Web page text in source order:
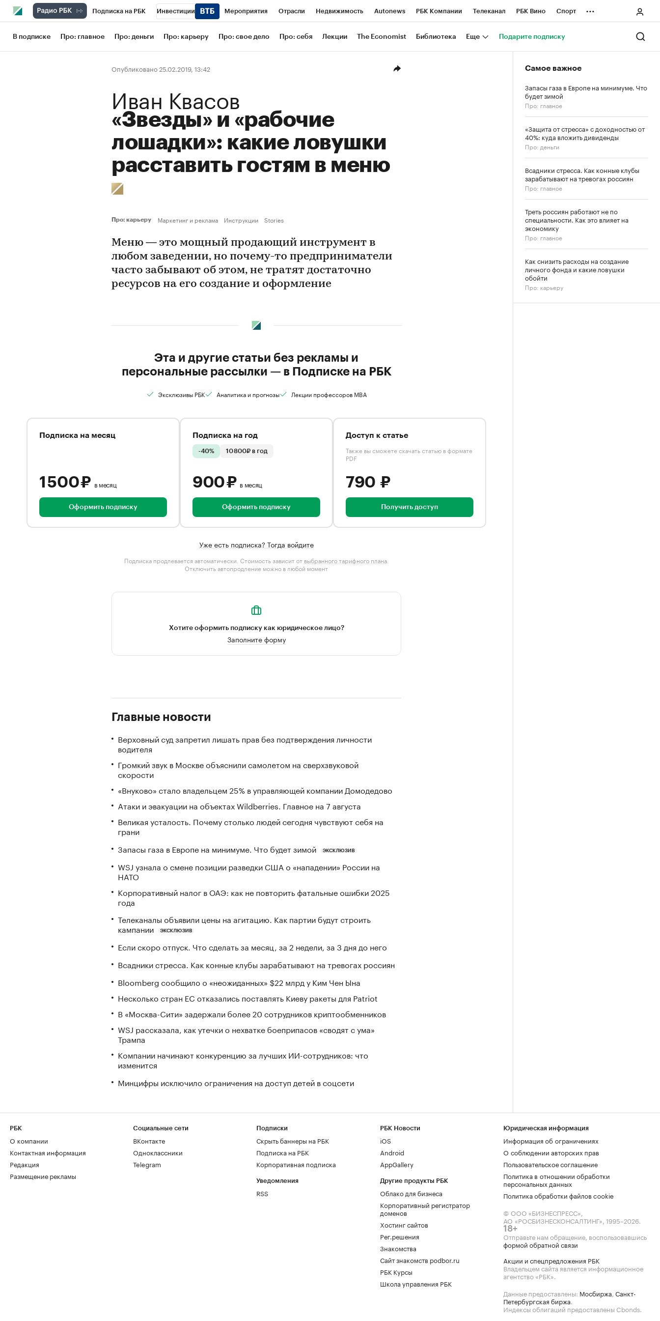
Подписка на РБК Инвестиции Мероприятия Отрасли Недвижимость Autonews РБК Компании Телеканал РБК Вино Спорт
Школа управления РБК РБК Образование РБК Life Тренды Визионеры Национальные проекты Город
Рынок наличной валюты
...
В подписке Про: главное Про: деньги Про: карьеру Про: свое дело Про: себя Лекции The Economist Библиотека Еще Подарите подписку
Опубликовано 25.02.2019, 13:42
Иван Квасов
«Звезды» и «рабочие
лошадки»: какие ловушки
расставить гостям в меню
Про: карьеру Маркетинг и реклама Инструкции Stories
Меню — это мощный продающий инструмент в
любом заведении, но почему-то предприниматели
часто забывают об этом, не тратят достаточно
ресурсов на его создание и оформление
Эта и другие статьи без рекламы и
персональные рассылки — в Подписке на РБК
Эксклюзивы РБК Аналитика и прогнозы Лекции профессоров MBA
Подписка на месяц
1 500 ₽ в месяц
Оформить подписку
Подписка на год
-40% 10 800₽ в год
900 ₽ в месяц
Оформить подписку
Доступ к статье
Также вы сможете скачать статью в формате
PDF
790 ₽
Получить доступ
Уже есть подписка? Тогда войдите
Подписка продлевается автоматически. Стоимость зависит от выбранного тарифного плана.
Отключить автопродление можно в любой момент
Хотите оформить подписку как юридическое лицо?
Заполните форму
Главные новости
Верховный суд запретил лишать прав без подтверждения личности
водителя
Громкий звук в Москве объяснили самолетом на сверхзвуковой
скорости
«Внуково» стало владельцем 25% в управляющей компании Домодедово
Атаки и эвакуации на объектах Wildberries. Главное на 7 августа
Великая усталость. Почему столько людей сегодня чувствуют себя на
грани
Запасы газа в Европе на минимуме. Что будет зимой
ЭКСКЛЮЗИВ
WSJ узнала о смене позиции разведки США о «нападении» России на
НАТО
Корпоративный налог в ОАЭ: как не повторить фатальные ошибки 2025
года
Телеканалы объявили цены на агитацию. Как партии будут строить
кампании
ЭКСКЛЮЗИВ
Если скоро отпуск. Что сделать за месяц, за 2 недели, за 3 дня до него
Всадники стресса. Как конные клубы зарабатывают на тревогах россиян
Bloomberg сообщило о «неожиданных» $22 млрд у Ким Чен Ына
Несколько стран ЕС отказались поставлять Киеву ракеты для Patriot
В «Москва-Сити» задержали более 20 сотрудников криптообменников
WSJ рассказала, как утечки о нехватке боеприпасов «сводят с ума»
Трампа
Компании начинают конкуренцию за лучших ИИ-сотрудников: что
изменится
Минцифры исключило ограничения на доступ детей в соцсети
Самое важное
Запасы газа в Европе на минимуме. Что
будет зимой
Про: главное
«Защита от стресса» с доходностью от
40%: куда вложить дивиденды
Про: деньги
Всадники стресса. Как конные клубы
зарабатывают на тревогах россиян
Про: главное
Треть россиян работают не по
специальности. Как это влияет на
экономику
Про: главное
Как снизить расходы на создание
личного фонда и какие ловушки
обойти
Про: карьеру
РБК
О компании
Контактная информация
Редакция
Размещение рекламы
Социальные сети
ВКонтакте
Одноклассники
Telegram
Подписки
Скрыть баннеры на РБК
Подписка на РБК
Корпоративная подписка
Уведомления
RSS
РБК Новости
iOS
Android
AppGallery
Другие продукты РБК
Облако для бизнеса
Корпоративный регистратор
доменов
Хостинг сайтов
Рег.решения
Знакомства
Сайт знакомств podbor.ru
РБК Курсы
Школа управления РБК
Юридическая информация
Информация об ограничениях
О соблюдении авторских прав
Пользовательское соглашение
Политика в отношении обработки
персональных данных
Политика обработки файлов cookie
© ООО «БИЗНЕСПРЕСС»,
АО «РОСБИЗНЕСКОНСАЛТИНГ», 1995–2026.
18+
Отправьте нам обращение, воспользовавшись
формой обратной связи
Акции и спецпредложения РБК
Владельцем сайта является информационное
агентство «РБК».
Данные предоставлены: Мосбиржа, Санкт-
Петербургская биржа.
Индексы облигаций предоставлены Cbonds.